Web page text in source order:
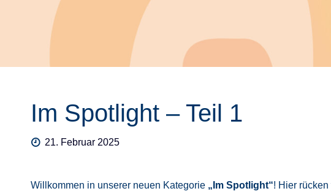
Im Spotlight – Teil 1
21. Februar 2025
Willkommen in unserer neuen Kategorie „Im Spotlight“! Hier